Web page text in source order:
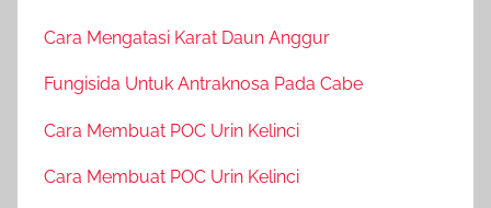
Cara Mengatasi Karat Daun Anggur
Fungisida Untuk Antraknosa Pada Cabe
Cara Membuat POC Urin Kelinci
Cara Membuat POC Urin Kelinci